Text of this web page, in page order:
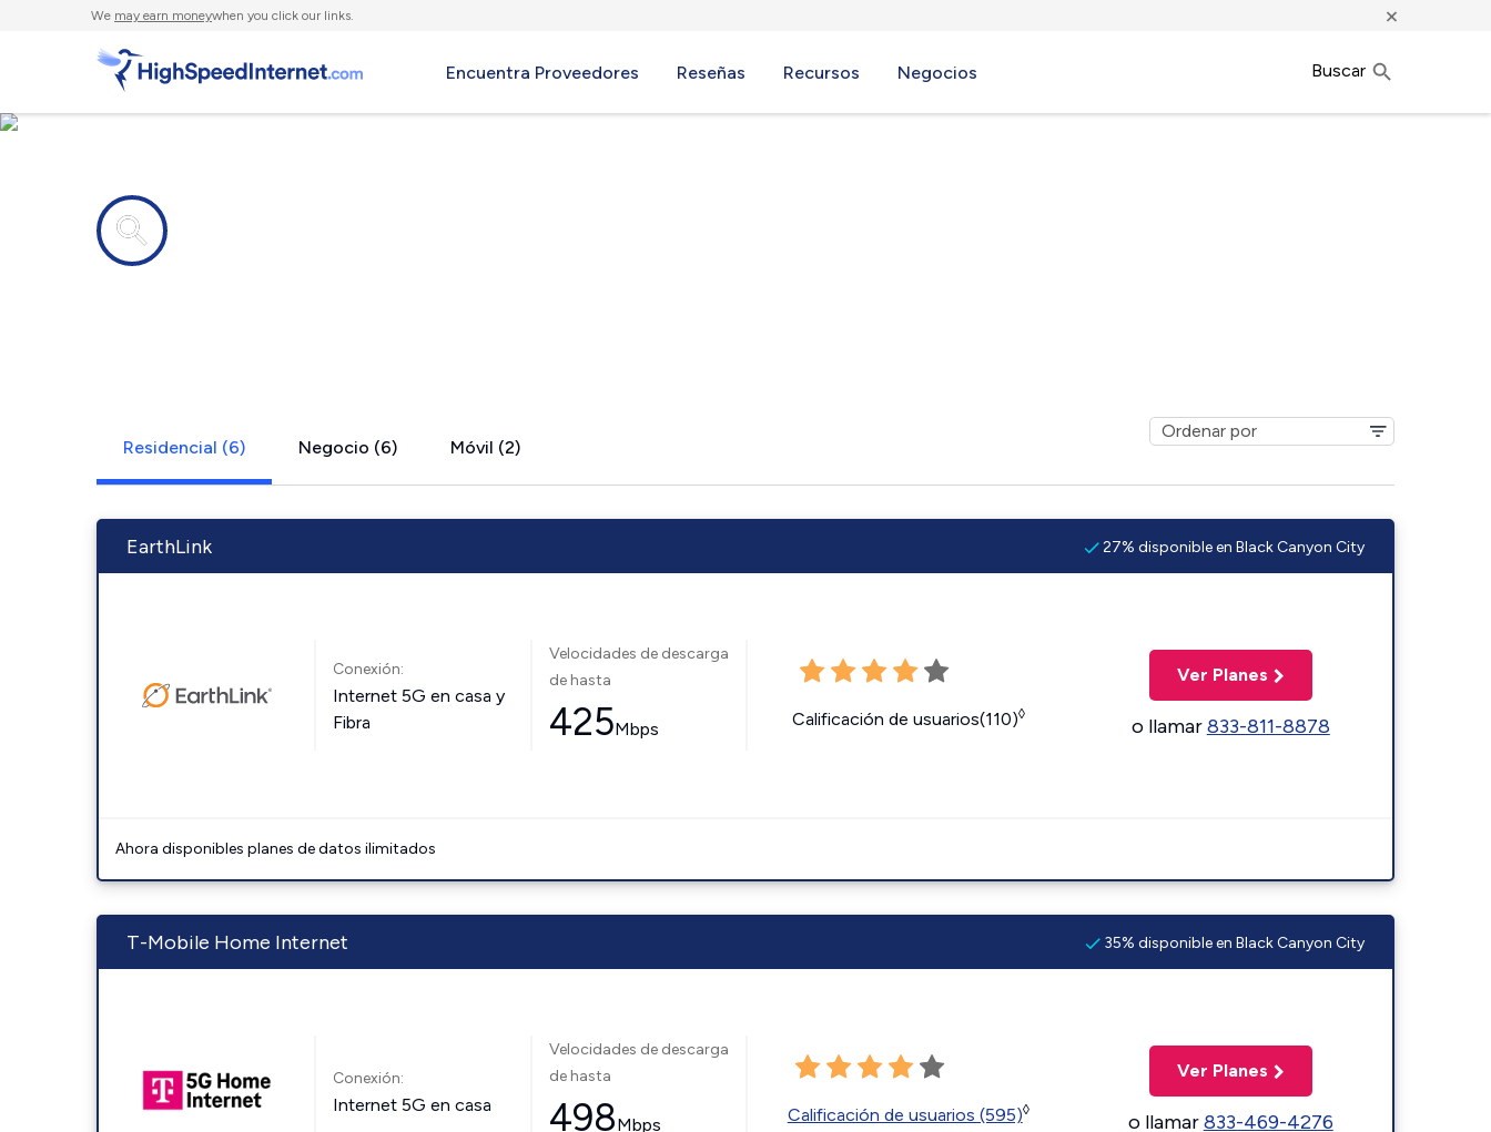
We may earn moneywhen you click our links. ×
Encuentra Proveedores Reseñas Recursos Negocios Buscar
Residencial (6) Negocio (6) Móvil (2)
EarthLink 27% disponible en Black Canyon City
Conexión:
Internet 5G en casa y
Fibra
Velocidades de descarga
de hasta
425Mbps Calificación de usuarios(110)◊
Ver Planes
o llamar833-811-8878
Ahora disponibles planes de datos ilimitados
T-Mobile Home Internet 35% disponible en Black Canyon City
Conexión:
Internet 5G en casa
Velocidades de descarga
de hasta
498Mbps Calificación de usuarios (595)◊
Ver Planes
o llamar833-469-4276